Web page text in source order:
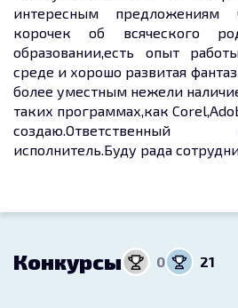
интересным предложениям
корочек об всяческого
образовании,есть опыт
среде и хорошо развитая
более уместным нежели
таких программах,как
исполнитель.Буду рада
Конкурсы 0 21